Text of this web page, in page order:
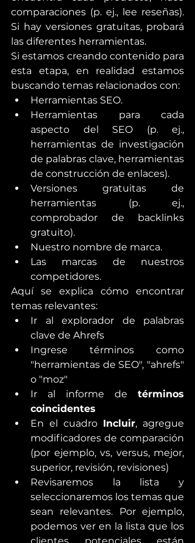
comparaciones (p. ej., lee reseñas).
Si hay versiones gratuitas, probará
las diferentes herramientas.
Si estamos creando contenido para
esta etapa, en realidad estamos
buscando temas relacionados con:
Herramientas SEO.
Herramientas para cada
aspecto del SEO (p. ej.,
herramientas de investigación
de palabras clave, herramientas
de construcción de enlaces).
Versiones gratuitas de
herramientas (p. ej.,
comprobador de backlinks
gratuito).
Nuestro nombre de marca.
Las marcas de nuestros
competidores.
Aquí se explica cómo encontrar
temas relevantes:
Ir al explorador de palabras
clave de Ahrefs
Ingrese términos como
"herramientas de SEO", "ahrefs"
o "moz"
Ir al informe de términos
coincidentes
En el cuadro Incluir, agregue
modificadores de comparación
(por ejemplo, vs, versus, mejor,
superior, revisión, revisiones)
Revisaremos la lista y
seleccionaremos los temas que
sean relevantes. Por ejemplo,
podemos ver en la lista que los